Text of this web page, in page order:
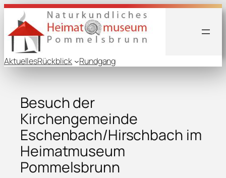
AktuellesRückblick Rundgang
Besuch der
Kirchengemeinde
Eschenbach/Hirschbach im
Heimatmuseum
Pommelsbrunn